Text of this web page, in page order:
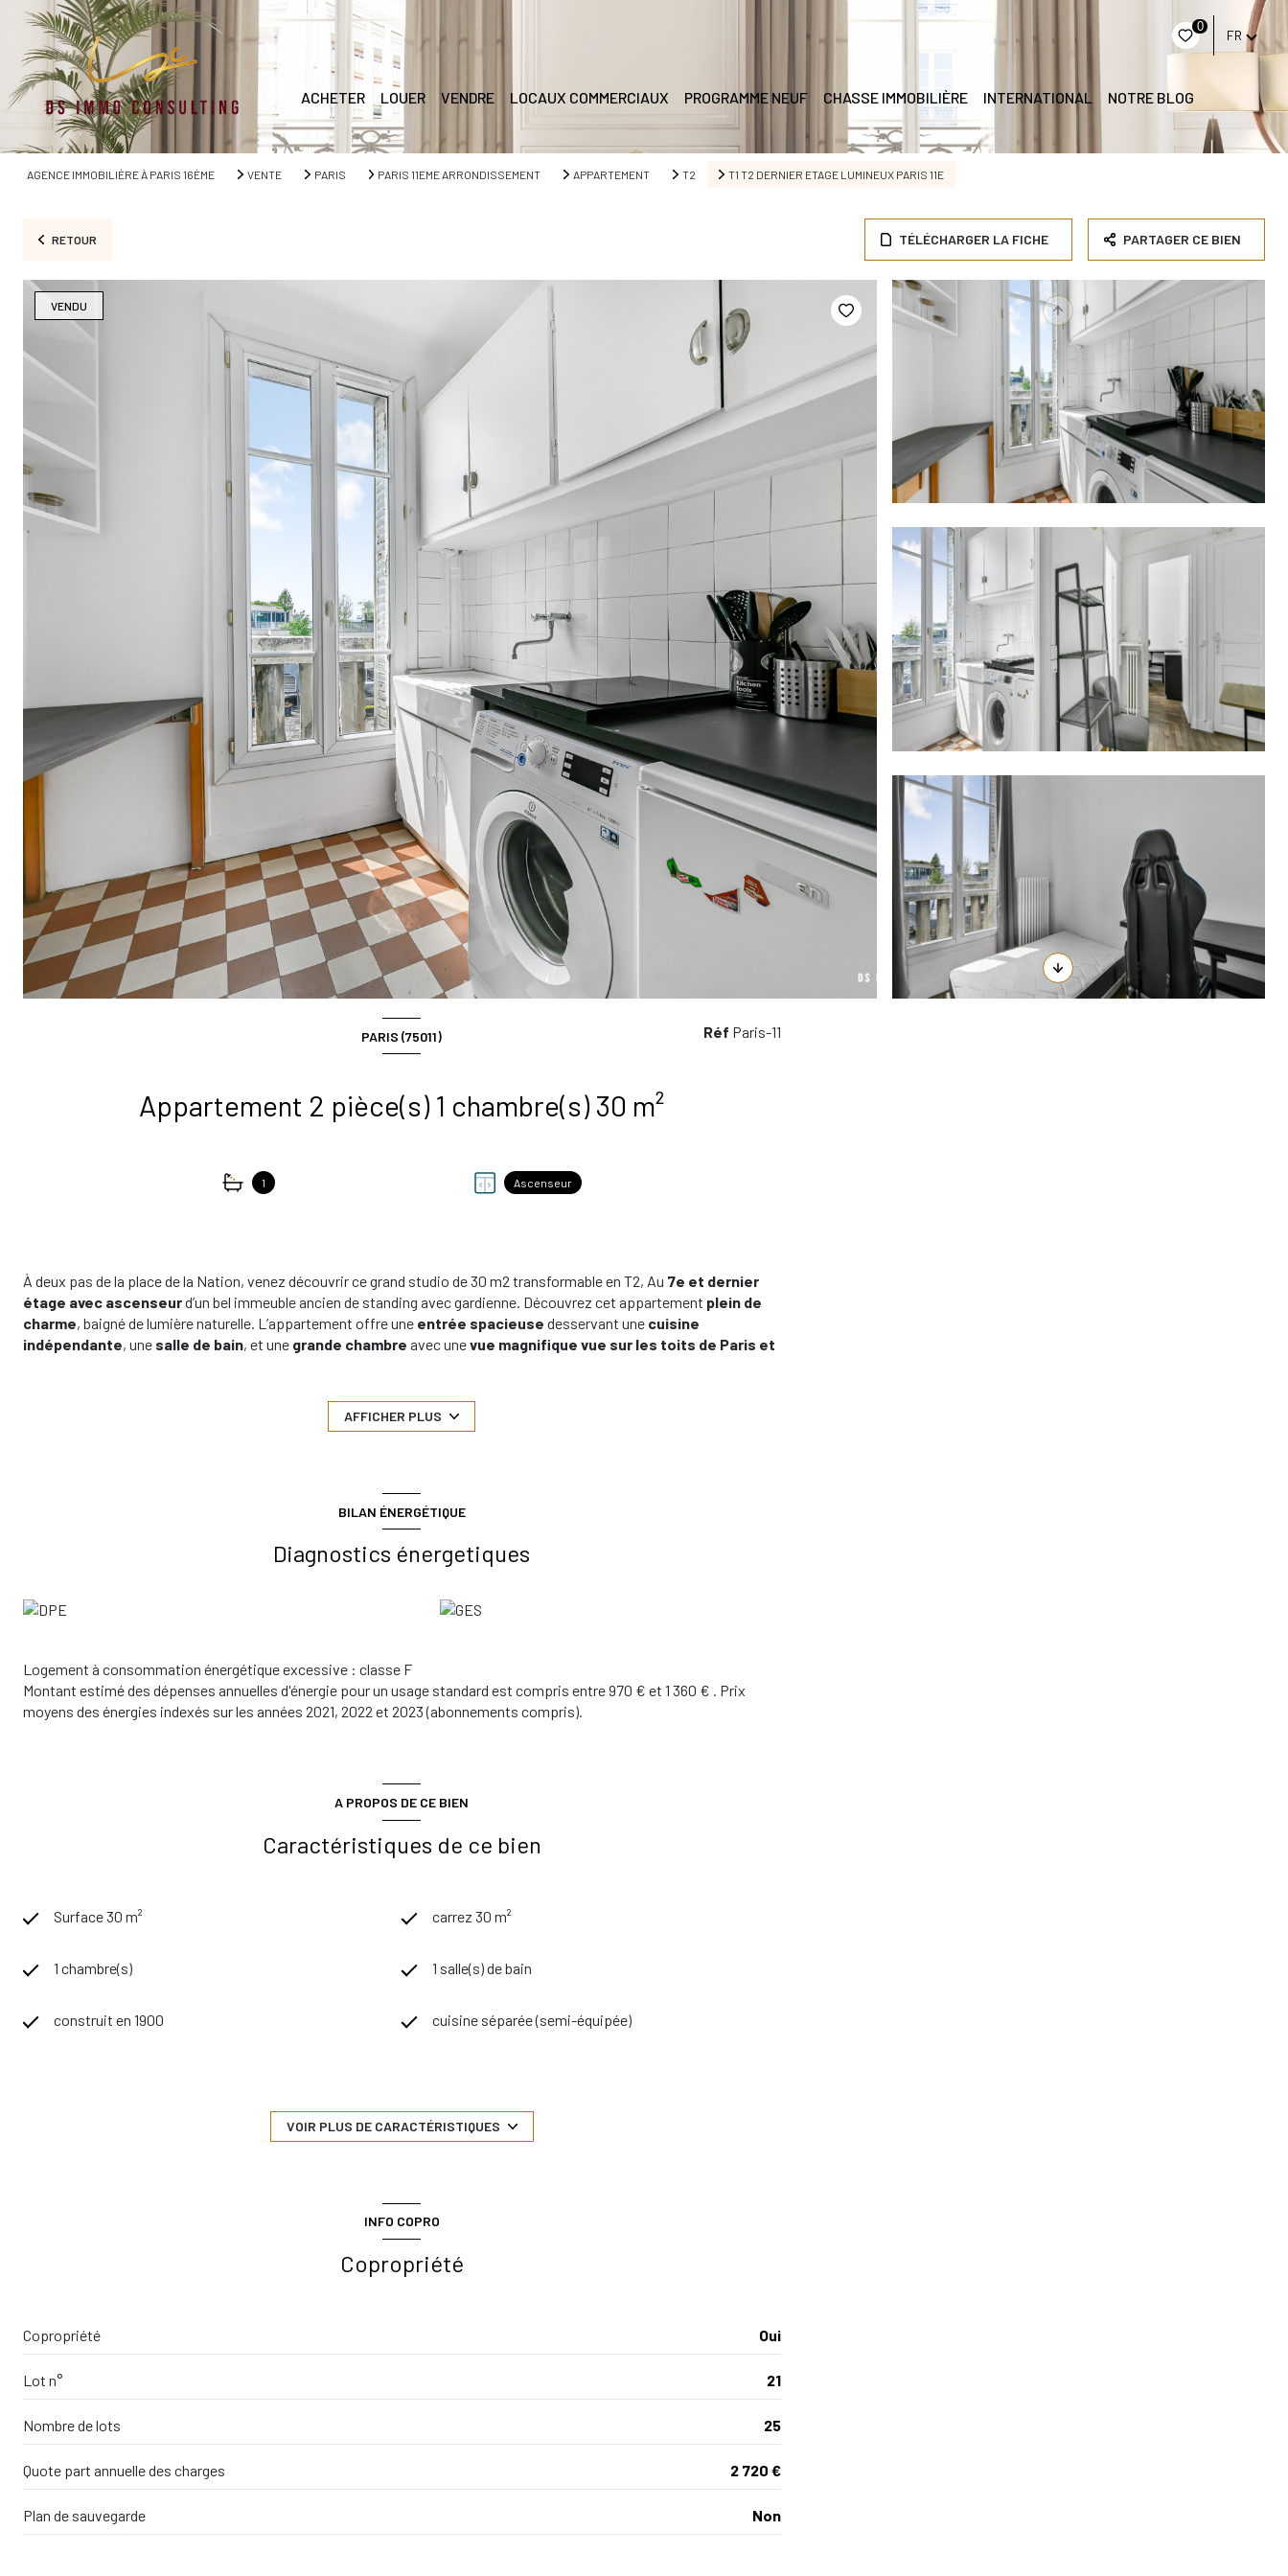
0
FR
ACHETER LOUER VENDRE LOCAUX COMMERCIAUX PROGRAMME NEUF CHASSE IMMOBILIÈRE INTERNATIONAL NOTRE BLOG
AGENCE IMMOBILIÈRE À PARIS 16ÈME VENTE PARIS PARIS 11EME ARRONDISSEMENT APPARTEMENT T2 T1 T2 DERNIER ETAGE LUMINEUX PARIS 11E
RETOUR TÉLÉCHARGER LA FICHE PARTAGER CE BIEN
VENDU
PARIS (75011)
Appartement 2 pièce(s) 1 chambre(s) 30 m²
1 Ascenseur
Réf Paris-11
À deux pas de la place de la Nation, venez découvrir ce grand studio de 30 m2 transformable en T2, Au 7e et dernier
étage avec ascenseurd’un bel immeuble ancien de standing avec gardienne. Découvrez cet appartement plein de
charme, baigné de lumière naturelle. L’appartement offre une entrée spacieuse desservant une cuisine
indépendante, une salle de bain, et une grande chambre avec unevue magnifique vue sur les toits de Paris et
complète ce bien. Emplacement privilégié, à proximité immédiate destransports
AFFICHER PLUS
BILAN ÉNERGÉTIQUE
Diagnostics énergetiques
Logement à consommation énergétique excessive : classe F
Montant estimé des dépenses annuelles d'énergie pour un usage standard est compris entre 970 € et 1 360 € . Prix
moyens des énergies indexés sur les années 2021, 2022 et 2023 (abonnements compris).
A PROPOS DE CE BIEN
Caractéristiques de ce bien
Surface 30 m² carrez 30 m²
1 chambre(s) 1 salle(s) de bain
construit en 1900 cuisine séparée (semi-équipée)
7 étage(s)
interphone
VOIR PLUS DE CARACTÉRISTIQUES
INFO COPRO
Copropriété
Copropriété Oui
Lot n° 21
Nombre de lots 25
Quote part annuelle des charges 2 720 €
Plan de sauvegarde Non